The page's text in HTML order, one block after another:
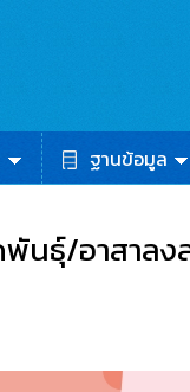
ฐานข้อมูล
นธุ์/อาสาลงล